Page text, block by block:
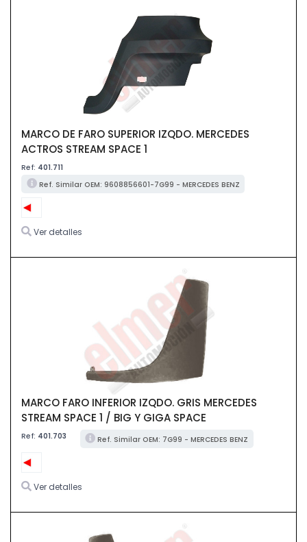
MARCO DE FARO SUPERIOR IZQDO. MERCEDES
ACTROS STREAM SPACE 1
Ref: 401.711
Ref. Similar OEM: 9608856601-7G99 - MERCEDES BENZ
Ver detalles
MARCO FARO INFERIOR IZQDO. GRIS MERCEDES
STREAM SPACE 1 / BIG Y GIGA SPACE
Ref: 401.703 Ref. Similar OEM: 7G99 - MERCEDES BENZ
Ver detalles